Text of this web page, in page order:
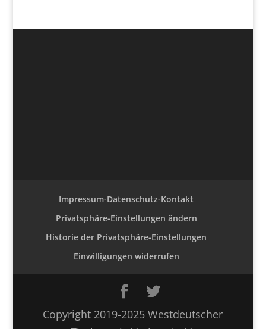
Impressum-Datenschutz-Kontakt
Privatsphäre-Einstellungen ändern
Historie der Privatsphäre-Einstellungen
Einwilligungen widerrufen
Copyright 2019-2025 Westdeutscher